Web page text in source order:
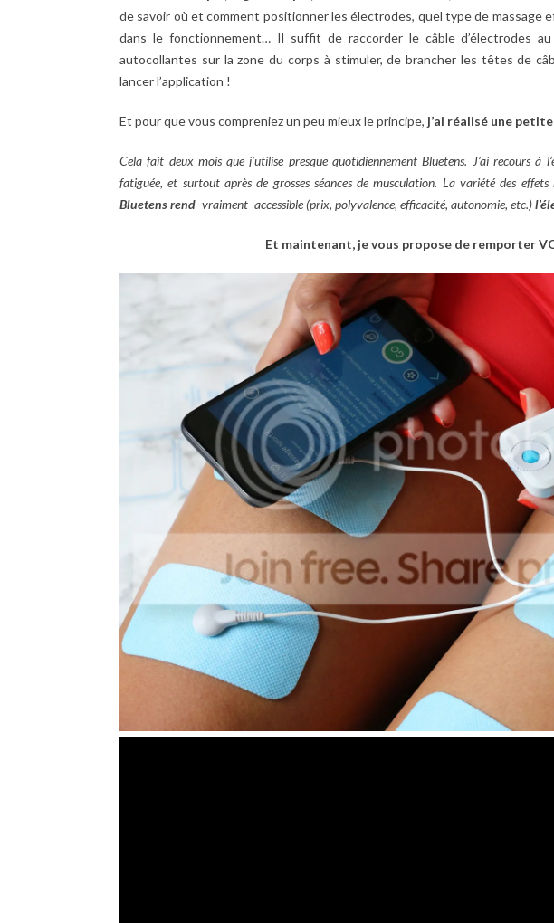
de savoir où et comment positionner les électrodes, quel type de massage
dans le fonctionnement… Il suffit de raccorder le câble d’électrodes
autocollantes sur la zone du corps à stimuler, de brancher les têtes de
lancer l’application !
Et pour que vous compreniez un peu mieux le principe, j’ai réalisé une
Cela fait deux mois que j’utilise presque quotidiennement Bluetens. J’ai recours à
fatiguée, et surtout après de grosses séances de musculation. La variété des
Bluetens rend-vraiment- accessible (prix, polyvalence, efficacité, autonomie, etc.)
Et maintenant, je vous propose de remporter